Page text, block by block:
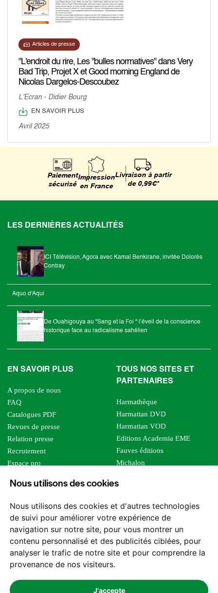
Nous utilisons des cookies
Nous utilisons des cookies et d'autres technologies
de suivi pour améliorer votre expérience de
navigation sur notre site, pour vous montrer un
contenu personnalisé et des publicités ciblées, pour
analyser le trafic de notre site et pour comprendre la
provenance de nos visiteurs.
J'accepte
Articles de presse
"L'endroit du rire, Les "bulles normatives" dans Very
Bad Trip, Projet X et Good morning England de
Nicolas Dargelos-Descoubez
L'Ecran - Didier Bourg
EN SAVOIR PLUS
Avril 2025
Paiement
sécurisé
Impression
en France
Livraison à partir
de 0,99€*
LES DERNIÈRES ACTUALITÉS
ICI Télévision, Agora avec Kamal Benkirane, invitée Dolorès
Contray
Aquo d'Aqui
De Ouahigouya au "Sang et la Foi " l’éveil de la conscience
historique face au radicalisme sahélien
EN SAVOIR PLUS
A propos de nous
FAQ
Catalogues PDF
Revues de presse
Relation presse
Recrutement
Espace pro
Foreign rights
TOUS NOS SITES ET
PARTENAIRES
Harmathèque
Harmattan DVD
Harmattan VOD
Editions Academia EME
Fauves éditions
Michalon
Editions Sutton
Les impliqués
Tous les éditeurs
Tous nos auteurs
Nos structures
Nous contacter